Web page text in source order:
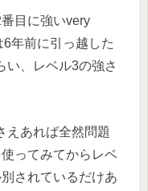
目に強いvery
年前に引っ越した
い、レベル3の強さ
えあれば全然問題
ってみてからレベ
されているだけあ